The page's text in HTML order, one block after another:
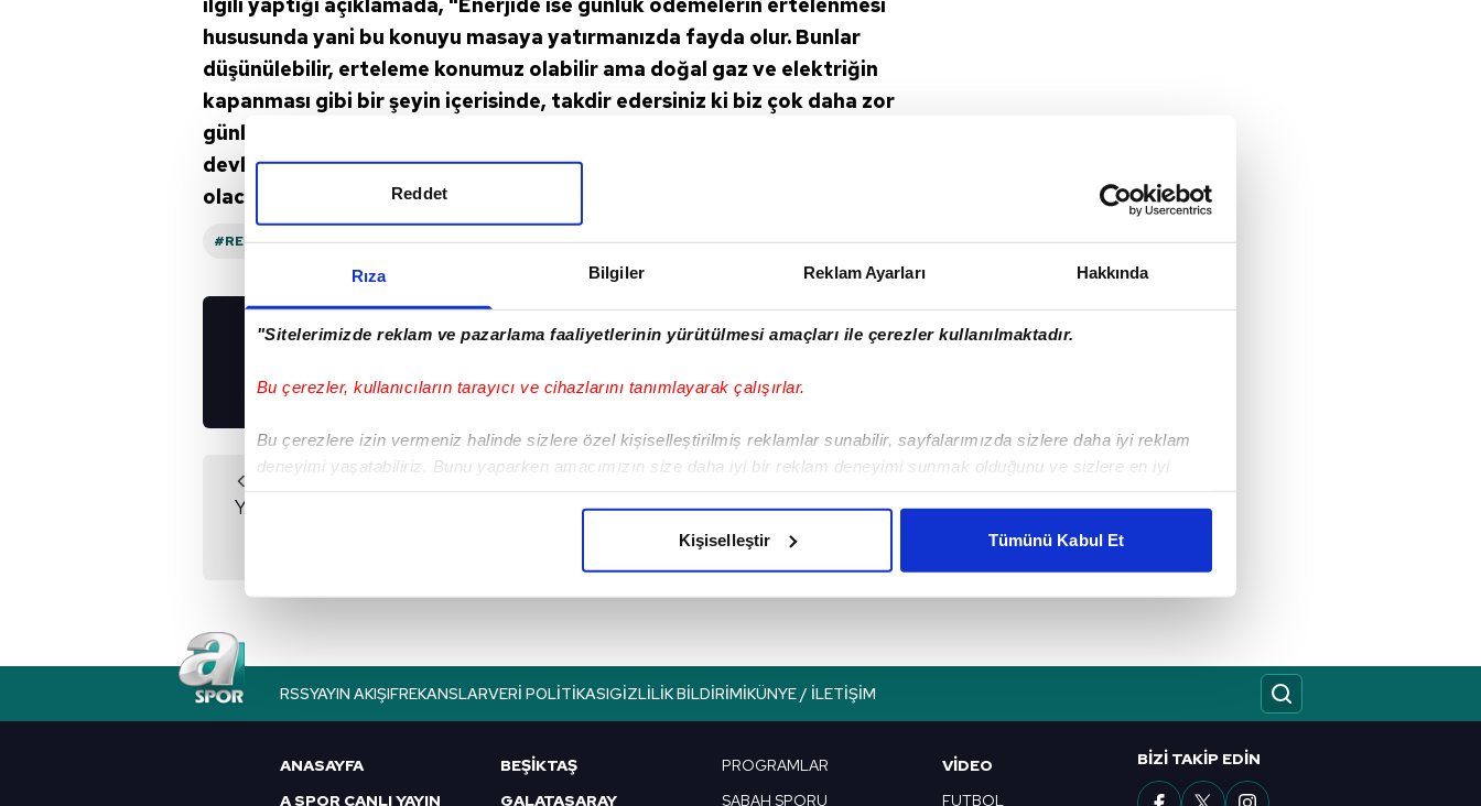
Rıza Bilgiler Reklam Ayarları Hakkında
"Sitelerimizde reklam ve pazarlama faaliyetlerinin yürütülmesi amaçları ile çerezler kullanılmaktadır.
Bu çerezler, kullanıcıların tarayıcı ve cihazlarını tanımlayarak çalışırlar.
Bu çerezlere izin vermeniz halinde sizlere özel kişiselleştirilmiş reklamlar sunabilir, sayfalarımızda sizlere daha iyi reklam
deneyimi yaşatabiliriz. Bunu yaparken amacımızın size daha iyi bir reklam deneyimi sunmak olduğunu ve sizlere en iyi
Her halükârda, kullanıcılar, bu çerezlere izin vermedikleri takdirde, kullanıcılara hedefli reklamlar gösterilmeyecektir."
reklam/pazarlama faaliyetlerinin yapılması, amaçlarıyla sınırlı olarak açık rızanız dahilinde kullanılacaktır.
Çerezlere ilişkin tercihlerinizi aşağıda yer alan panel vasıtasıyla belirleyebilirsiniz. Çerezlere ilişkin detaylı bilgi için Ayarlar
Reddet
Kişiselleştir Tümünü Kabul Et
hususunda yani bu konuyu masaya yatırmanızda fayda olur. Bunlar
düşünülebilir, erteleme konumuz olabilir ama doğal gaz ve elektriğin
kapanması gibi bir şeyin içerisinde, takdir edersiniz ki biz çok daha zor
günler yaşadık, böyle bir şeye girmedik. Çünkü bu devlet sosyal bir
devlettir, sosyal devlette de böyle bir adım atılamaz. Bu konuda kararlı
olacağız işi götüreceğiz." İfadelerine yer verdi.
#RECEP TAYYIP ERDOĞAN #DOĞALGAZ
YKS sınavı ertelendi
Cyberpunk 2077
çıktı! işte ilk
RSSYAYIN AKIŞIFREKANSLARVERI POLITIKASIGIZLILIK BILDIRIMIKÜNYE / İLETIŞIM
ANASAYFA
A SPOR CANLI YAYIN
BEŞİKTAŞ
GALATASARAY
PROGRAMLAR
SABAH SPORU
VIDEO
FUTBOL
BIZI TAKIP EDIN